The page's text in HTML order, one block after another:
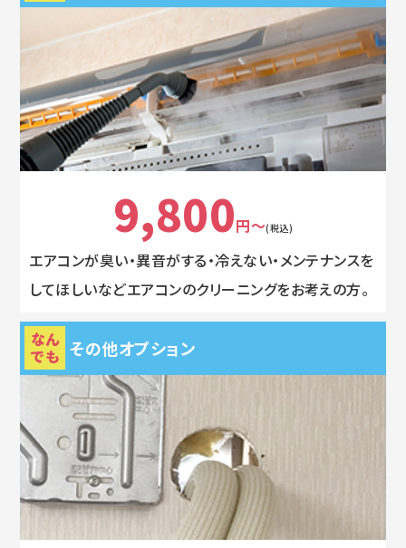
9,800円～(税込)
エアコンが臭い・異音がする・冷えない・メンテナンスを
してほしいなどエアコンのクリーニングをお考えの方。
なん
でも その他オプション